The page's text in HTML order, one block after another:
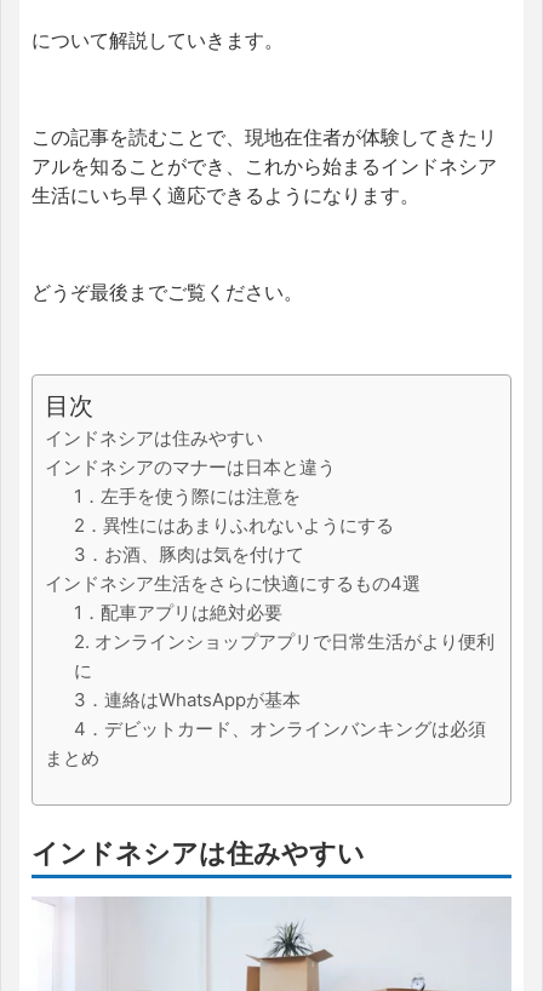
について解説していきます。
この記事を読むことで、現地在住者が体験してきたリ
アルを知ることができ、これから始まるインドネシア
生活にいち早く適応できるようになります。
どうぞ最後までご覧ください。
目次
インドネシアは住みやすい
インドネシアのマナーは日本と違う
1．左手を使う際には注意を
2．異性にはあまりふれないようにする
3．お酒、豚肉は気を付けて
インドネシア生活をさらに快適にするもの4選
1．配車アプリは絶対必要
2. オンラインショップアプリで日常生活がより便利
に
3．連絡はWhatsAppが基本
4．デビットカード、オンラインバンキングは必須
まとめ
インドネシアは住みやすい